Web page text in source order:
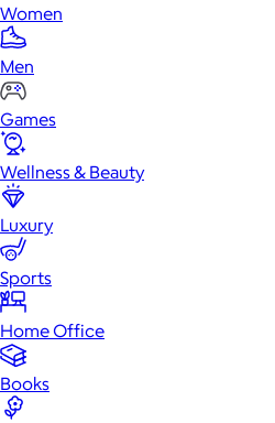
Women
Men
Games
Wellness & Beauty
Luxury
Sports
Home Office
Books